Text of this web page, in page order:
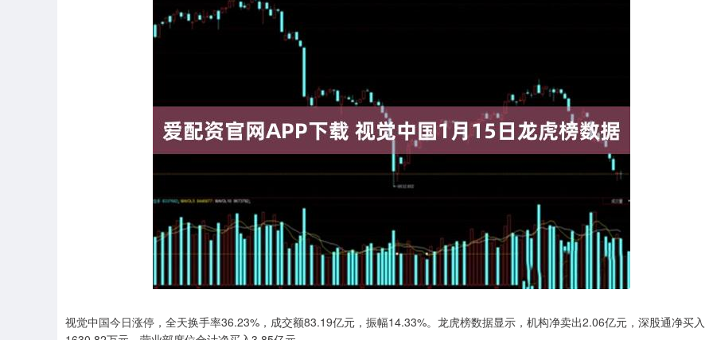
视觉中国今日涨停，全天换手率36.23%，成交额83.19亿元，振幅14.33%。龙虎榜数据显示，机构净卖出2.06亿元，深股通净买入